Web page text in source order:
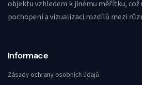
objektu vzhledem k jinému měřítku, což
pochopení a vizualizaci rozdílů mezi
Informace
Zásady ochrany osobních údajů